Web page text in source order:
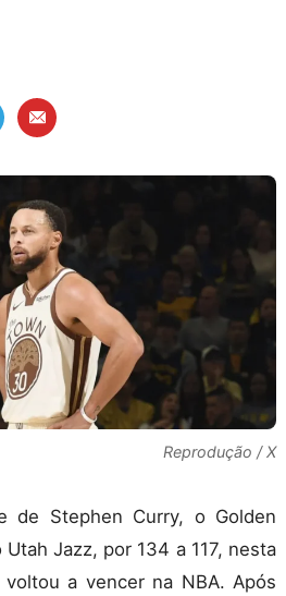
Reprodução / X
de Stephen Curry, o Golden
Jazz, por 134 a 117, nesta
a vencer na NBA. Após